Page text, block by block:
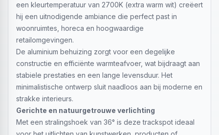
een kleurtemperatuur van 2700K (extra warm wit) creëert
hij een uitnodigende ambiance die perfect past in
woonruimtes, horeca en hoogwaardige
retailomgevingen.
De aluminium behuizing zorgt voor een degelijke
constructie en efficiënte warmteafvoer, wat bijdraagt aan
stabiele prestaties en een lange levensduur. Het
minimalistische ontwerp sluit naadloos aan bij moderne en
strakke interieurs.
Gerichte en natuurgetrouwe verlichting
Met een stralingshoek van 36° is deze trackspot ideaal